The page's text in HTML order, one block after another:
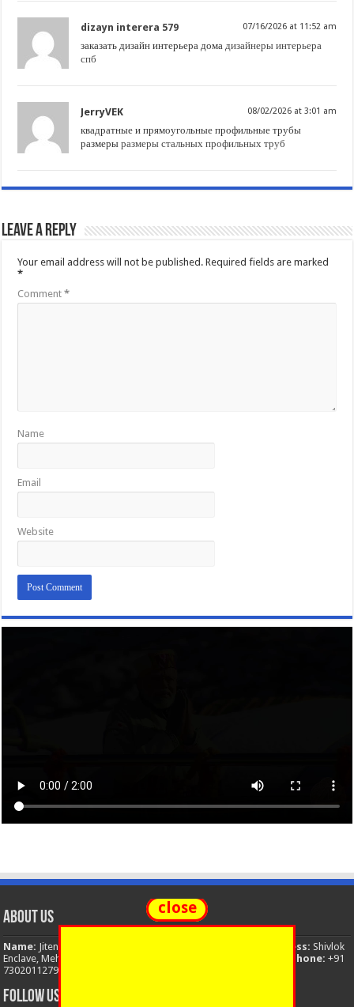
dizayn interera 579 07/16/2026 at 11:52 am
заказать дизайн интерьера дома дизайнеры интерьера
спб
JerryVEK 08/02/2026 at 3:01 am
квадратные и прямоугольные профильные трубы
размерыразмеры стальных профильных труб
Leave a Reply
Your email address will not be published. Required fields are marked
*
Comment*
Name
Email
Website
About Us
Name: Jitendra Singh Address: Shivlok
Enclave, Mehuwala Mafi, Dehradun, Uttarakhand, 248001, India
Phone: +91
7302011279
FOLLOW US
close